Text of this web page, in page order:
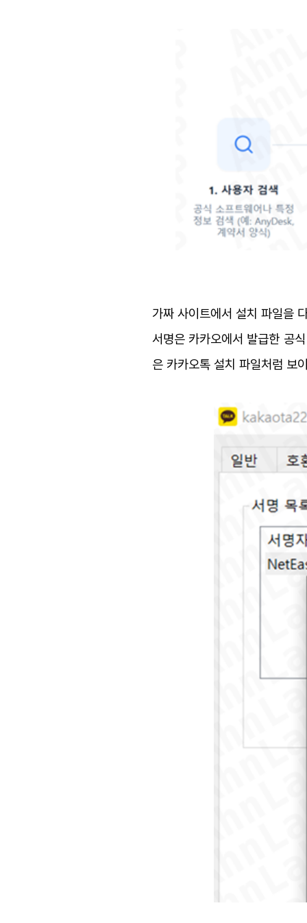
가짜 사이트에서 설치 파일을
서명은 카카오에서 발급한 공
은 카카오톡 설치 파일처럼 보